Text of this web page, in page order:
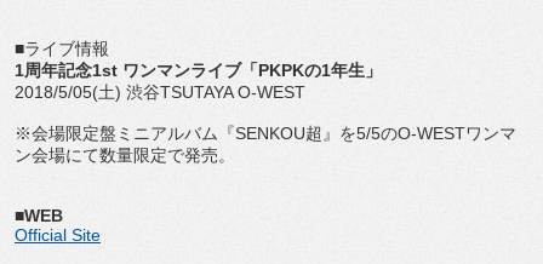
■ライブ情報
1周年記念1st ワンマンライブ「PKPKの1年生」
2018/5/05(土) 渋谷TSUTAYA O-WEST
※会場限定盤ミニアルバム『SENKOU超』を5/5のO-WESTワンマ
ン会場にて数量限定で発売。
■WEB
Official Site